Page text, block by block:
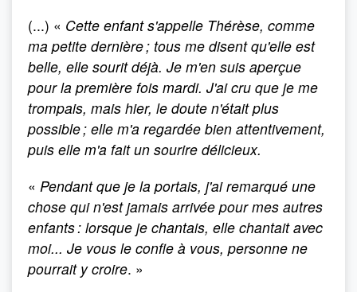
(...) « Cette enfant s'appelle Thérèse, comme
ma petite dernière ; tous me disent qu'elle est
belle, elle sourit déjà. Je m'en suis aperçue
pour la première fois mardi. J'ai cru que je me
trompais, mais hier, le doute n'était plus
possible ; elle m'a regardée bien attentivement,
puis elle m'a fait un sourire délicieux.
« Pendant que je la portais, j'ai remarqué une
chose qui n'est jamais arrivée pour mes autres
enfants : lorsque je chantais, elle chantait avec
moi... Je vous le confie à vous, personne ne
pourrait y croire. »